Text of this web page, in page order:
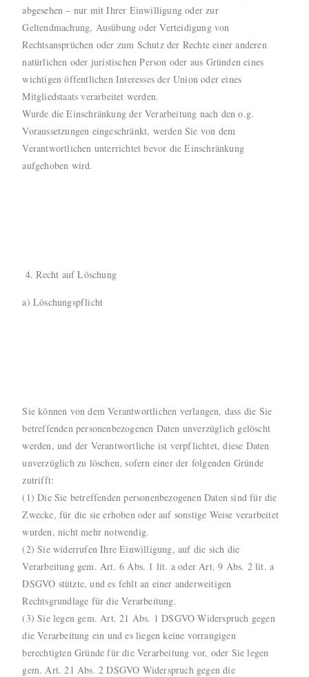
abgesehen – nur mit Ihrer Einwilligung oder zur
Geltendmachung, Ausübung oder Verteidigung von
Rechtsansprüchen oder zum Schutz der Rechte einer anderen
natürlichen oder juristischen Person oder aus Gründen eines
wichtigen öffentlichen Interesses der Union oder eines
Mitgliedstaats verarbeitet werden.
Wurde die Einschränkung der Verarbeitung nach den o.g.
Voraussetzungen eingeschränkt, werden Sie von dem
Verantwortlichen unterrichtet bevor die Einschränkung
aufgehoben wird.
Recht auf Löschung
a) Löschungspflicht
Sie können von dem Verantwortlichen verlangen, dass die Sie
betreffenden personenbezogenen Daten unverzüglich gelöscht
werden, und der Verantwortliche ist verpflichtet, diese Daten
unverzüglich zu löschen, sofern einer der folgenden Gründe
zutrifft:
(1) Die Sie betreffenden personenbezogenen Daten sind für die
Zwecke, für die sie erhoben oder auf sonstige Weise verarbeitet
wurden, nicht mehr notwendig.
(2) Sie widerrufen Ihre Einwilligung, auf die sich die
Verarbeitung gem. Art. 6 Abs. 1 lit. a oder Art. 9 Abs. 2 lit. a
DSGVO stützte, und es fehlt an einer anderweitigen
Rechtsgrundlage für die Verarbeitung.
(3) Sie legen gem. Art. 21 Abs. 1 DSGVO Widerspruch gegen
die Verarbeitung ein und es liegen keine vorrangigen
berechtigten Gründe für die Verarbeitung vor, oder Sie legen
gem. Art. 21 Abs. 2 DSGVO Widerspruch gegen die